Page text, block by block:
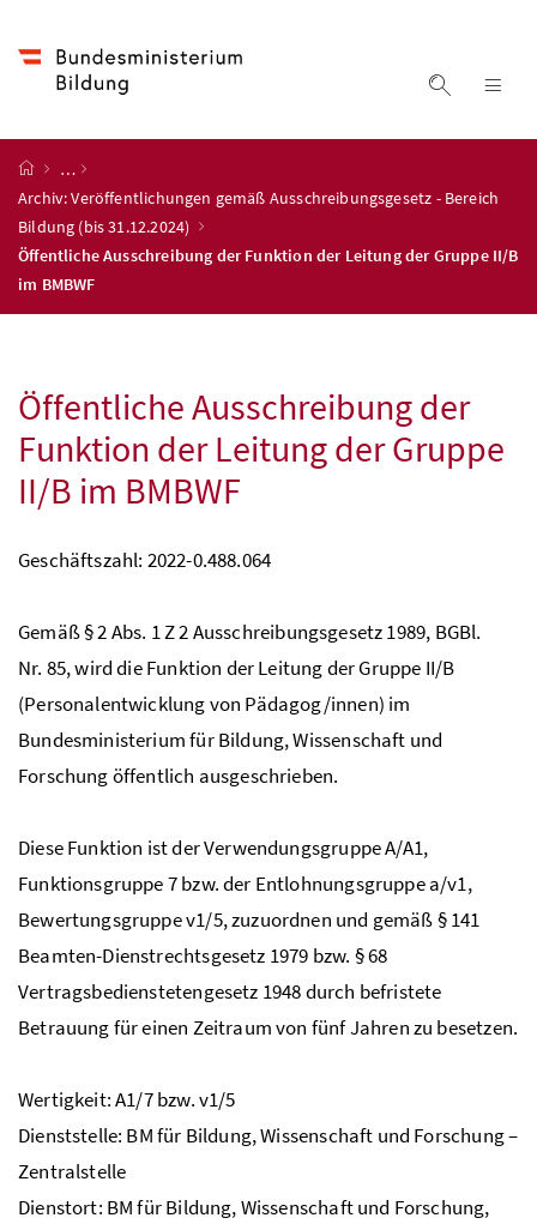
Suche
Startseite
…
Archiv: Veröffentlichungen gemäß Ausschreibungsgesetz - Bereich
Bildung (bis 31.12.2024)
Öffentliche Ausschreibung der Funktion der Leitung der Gruppe II/B
im BMBWF
Öffentliche Ausschreibung der
Funktion der Leitung der Gruppe
II/B im BMBWF
Geschäftszahl: 2022-0.488.064
Gemäß§2Abs. 1Z2 Ausschreibungsgesetz 1989, BGBl.
Nr. 85, wird die Funktion der Leitung der Gruppe II/B
(Personalentwicklung von Pädagog/innen) im
Bundesministerium für Bildung, Wissenschaft und
Forschung öffentlich ausgeschrieben.
Diese Funktion ist der Verwendungsgruppe A/A1,
Funktionsgruppe 7bzw. der Entlohnungsgruppe a/v1,
Bewertungsgruppe v1/5, zuzuordnen und gemäß§141
Beamten-Dienstrechtsgesetz 1979 bzw. §68
Vertragsbedienstetengesetz 1948 durch befristete
Betrauung für einen Zeitraum von fünf Jahren zu besetzen.
Wertigkeit: A1/7bzw. v1/5
Dienststelle: BMfür Bildung, Wissenschaft und Forschung –
Zentralstelle
Dienstort: BMfür Bildung, Wissenschaft und Forschung,